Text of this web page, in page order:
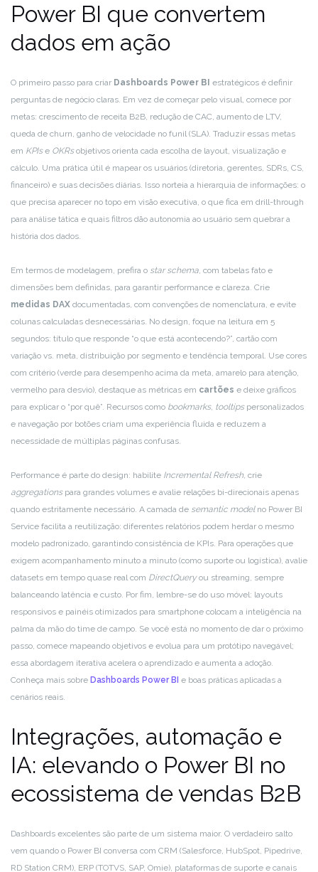
Power BI que convertem
dados em ação
O primeiro passo para criar Dashboards Power BI estratégicos é definir
perguntas de negócio claras. Em vez de começar pelo visual, comece por
metas: crescimento de receita B2B, redução de CAC, aumento de LTV,
queda de churn, ganho de velocidade no funil (SLA). Traduzir essas metas
em KPIse OKRsobjetivos orienta cada escolha de layout, visualização e
cálculo. Uma prática útil é mapear os usuários (diretoria, gerentes, SDRs, CS,
financeiro) e suas decisões diárias. Isso norteia a hierarquia de informações: o
que precisa aparecer no topo em visão executiva, o que fica em drill-through
para análise tática e quais filtros dão autonomia ao usuário sem quebrar a
história dos dados.
Em termos de modelagem, prefira o star schema, com tabelas fato e
dimensões bem definidas, para garantir performance e clareza. Crie
medidas DAX documentadas, com convenções de nomenclatura, e evite
colunas calculadas desnecessárias. No design, foque na leitura em 5
segundos: título que responde “o que está acontecendo?”, cartão com
variação vs. meta, distribuição por segmento e tendência temporal. Use cores
com critério (verde para desempenho acima da meta, amarelo para atenção,
vermelho para desvio), destaque as métricas em cartões e deixe gráficos
para explicar o “por quê”. Recursos como bookmarks, tooltipspersonalizados
e navegação por botões criam uma experiência fluida e reduzem a
necessidade de múltiplas páginas confusas.
Performance é parte do design: habilite Incremental Refresh, crie
aggregationspara grandes volumes e avalie relações bi-direcionais apenas
quando estritamente necessário. A camada de semantic modelno Power BI
Service facilita a reutilização: diferentes relatórios podem herdar o mesmo
modelo padronizado, garantindo consistência de KPIs. Para operações que
exigem acompanhamento minuto a minuto (como suporte ou logística), avalie
datasets em tempo quase real com DirectQueryou streaming, sempre
balanceando latência e custo. Por fim, lembre-se do uso móvel: layouts
responsivos e painéis otimizados para smartphone colocam a inteligência na
palma da mão do time de campo. Se você está no momento de dar o próximo
passo, comece mapeando objetivos e evolua para um protótipo navegável;
essa abordagem iterativa acelera o aprendizado e aumenta a adoção.
Conheça mais sobre Dashboards Power BI e boas práticas aplicadas a
cenários reais.
Integrações, automação e
IA: elevando o Power BI no
ecossistema de vendas B2B
Dashboards excelentes são parte de um sistema maior. O verdadeiro salto
vem quando o Power BI conversa com CRM (Salesforce, HubSpot, Pipedrive,
RD Station CRM), ERP (TOTVS, SAP, Omie), plataformas de suporte e canais